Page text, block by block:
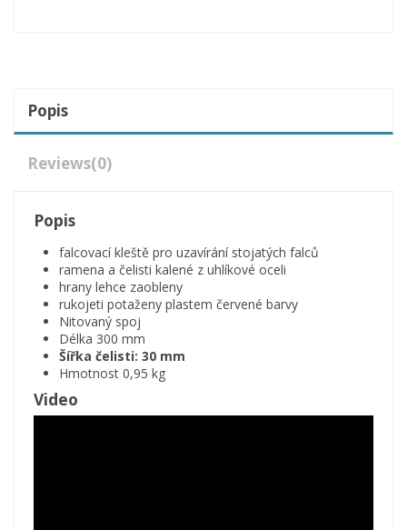
Popis
Reviews(0)
Popis
falcovací kleště pro uzavírání stojatých falců
ramena a čelisti kalené z uhlíkové oceli
hrany lehce zaobleny
rukojeti potaženy plastem červené barvy
Nitovaný spoj
Délka 300 mm
Šířka čelisti: 30 mm
Hmotnost 0,95 kg
Video